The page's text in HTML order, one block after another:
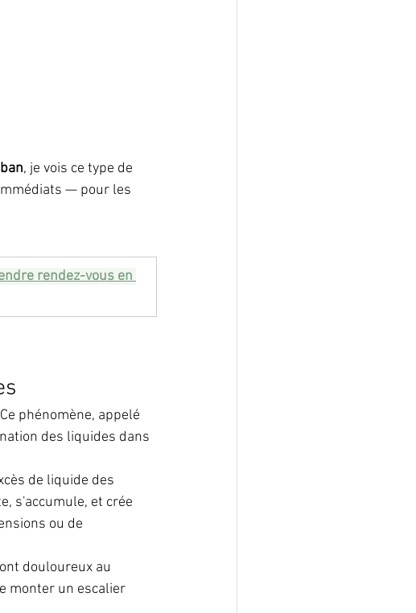
, je vois ce type de
— pour les
rendez-vous en
phénomène, appelé
des liquides dans
de liquide des
s'accumule, et crée
ou de
douloureux au
monter un escalier